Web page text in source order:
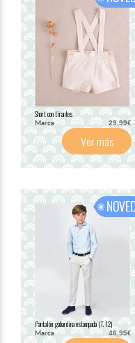
Short con tirantes
Marca 29,99€
Ver más
Pantalón gabardina estampada (T. 12)
Marca 46,95€